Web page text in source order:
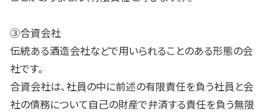
③合資会社
伝統ある酒造会社などで用いられることのある形態の会
社です。
合資会社は、社員の中に前述の有限責任を負う社員と会
社の債務について自己の財産で弁済する責任を負う無限